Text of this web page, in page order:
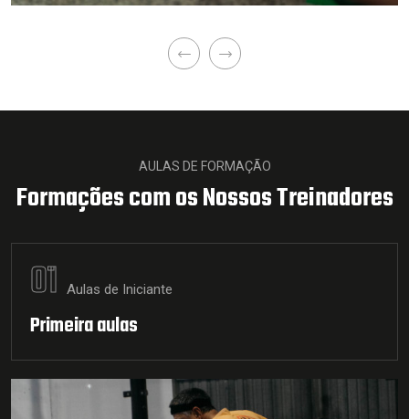
AULAS DE FORMAÇÃO
Formações com os Nossos Treinadores
01 Aulas de Iniciante
Primeira aulas